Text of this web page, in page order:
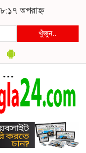
অপরাহ্ন
খুঁজুন..